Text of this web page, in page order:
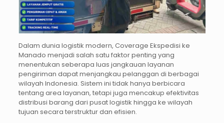
Dalam dunia logistik modern, Coverage Ekspedisi ke
Manado menjadi salah satu faktor penting yang
menentukan seberapa luas jangkauan layanan
pengiriman dapat menjangkau pelanggan di berbagai
wilayah Indonesia. Sistem ini tidak hanya berbicara
tentang area layanan, tetapi juga mencakup efektivitas
distribusi barang dari pusat logistik hingga ke wilayah
tujuan secara terstruktur dan efisien.